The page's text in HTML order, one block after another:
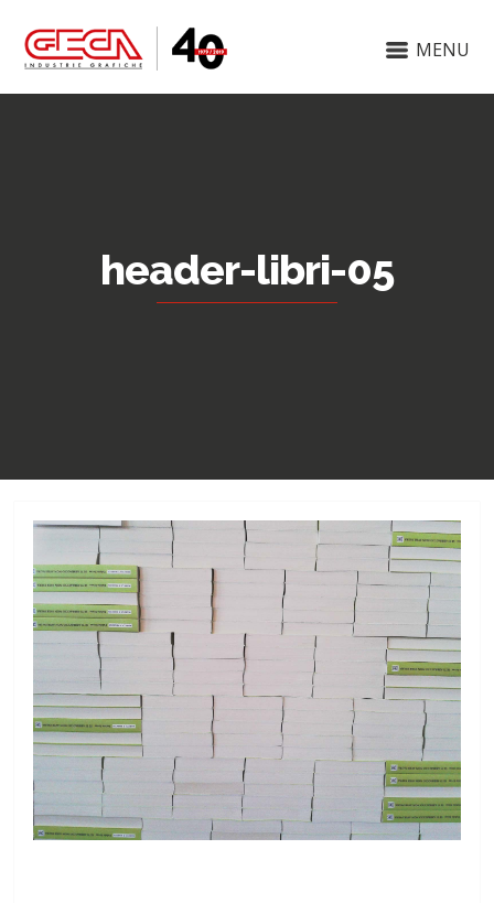
MENU
header-libri-05